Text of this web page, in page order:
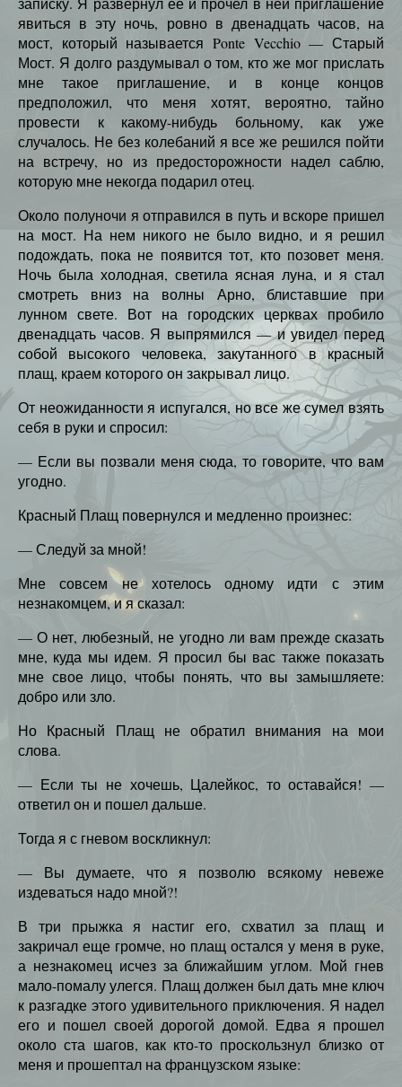
явиться в эту ночь, ровно в двенадцать часов, на
мост, который называется Ponte Vecchio — Старый
Мост. Я долго раздумывал о том, кто же мог прислать
мне такое приглашение, и в конце концов
предположил, что меня хотят, вероятно, тайно
провести к какому-нибудь больному, как уже
случалось. Не без колебаний я все же решился пойти
на встречу, но из предосторожности надел саблю,
которую мне некогда подарил отец.
Около полуночи я отправился в путь и вскоре пришел
на мост. На нем никого не было видно, и я решил
подождать, пока не появится тот, кто позовет меня.
Ночь была холодная, светила ясная луна, и я стал
смотреть вниз на волны Арно, блиставшие при
лунном свете. Вот на городских церквах пробило
двенадцать часов. Я выпрямился — и увидел перед
собой высокого человека, закутанного в красный
плащ, краем которого он закрывал лицо.
От неожиданности я испугался, но все же сумел взять
себя в руки и спросил:
— Если вы позвали меня сюда, то говорите, что вам
угодно.
Красный Плащ повернулся и медленно произнес:
— Следуй за мной!
Мне совсем не хотелось одному идти с этим
незнакомцем, и я сказал:
— О нет, любезный, не угодно ли вам прежде сказать
мне, куда мы идем. Я просил бы вас также показать
мне свое лицо, чтобы понять, что вы замышляете:
добро или зло.
Но Красный Плащ не обратил внимания на мои
слова.
— Если ты не хочешь, Цалейкос, то оставайся! —
ответил он и пошел дальше.
Тогда я с гневом воскликнул:
— Вы думаете, что я позволю всякому невеже
издеваться надо мной?!
В три прыжка я настиг его, схватил за плащ и
закричал еще громче, но плащ остался у меня в руке,
а незнакомец исчез за ближайшим углом. Мой гнев
мало-помалу улегся. Плащ должен был дать мне ключ
к разгадке этого удивительного приключения. Я надел
его и пошел своей дорогой домой. Едва я прошел
около ста шагов, как кто-то проскользнул близко от
меня и прошептал на французском языке: